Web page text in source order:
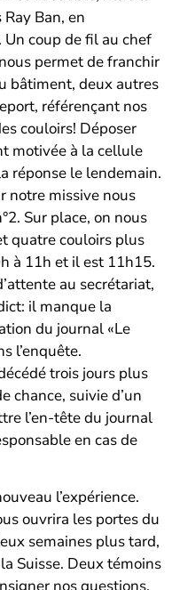
Ban, en
coup de fil au chef
permet de franchir
bâtiment, deux autres
référençant nos
couloirs! Déposer
motivée à la cellule
réponse le lendemain.
notre missive nous
Sur place, on nous
quatre couloirs plus
à 11h et il est 11h15.
au secrétariat,
il manque la
du journal «Le
l’enquête.
trois jours plus
chance, suivie d’un
l’en-tête du journal
en cas de
l’expérience.
ouvrira les portes du
semaines plus tard,
Suisse. Deux témoins